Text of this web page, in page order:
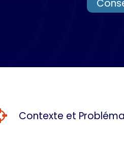
Contexte et